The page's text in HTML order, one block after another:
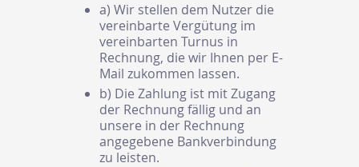
a) Wir stellen dem Nutzer die
vereinbarte Vergütung im
vereinbarten Turnus in
Rechnung, die wir Ihnen per E-
Mail zukommen lassen.
b) Die Zahlung ist mit Zugang
der Rechnung fällig und an
unsere in der Rechnung
angegebene Bankverbindung
zu leisten.